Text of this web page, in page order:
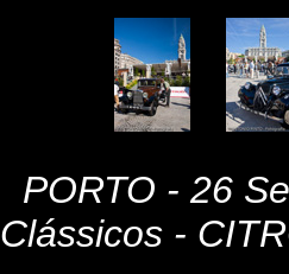
PORTO - 26
Clássicos -